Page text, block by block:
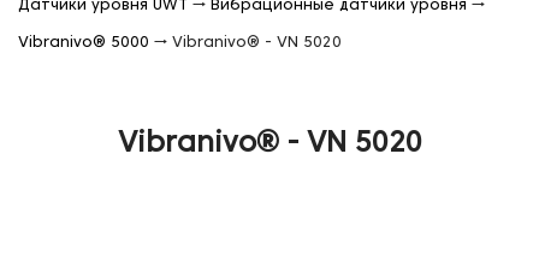
Датчики уровня UWT → Вибрационные датчики уровня →
Vibranivo® 5000 → Vibranivo® - VN 5020
Vibranivo® - VN 5020